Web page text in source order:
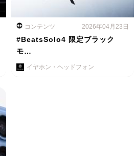
コンテンツ 2026年04月23日
#BeatsSolo4 限定ブラック
モ…
イヤホン・ヘッドフォン